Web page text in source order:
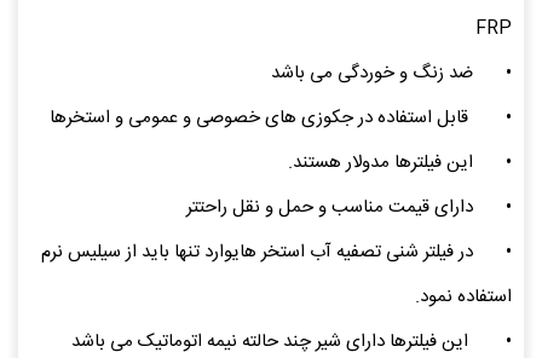
FRP
•
ضد زنگ و خوردگی می باشد
•
قابل استفاده در جکوزی های خصوصی و عمومی و استخرها
•
این فیلترها مدولار هستند.
•
دارای قیمت مناسب و حمل و نقل راحتتر
•
در فیلتر شنی تصفیه آب استخر هایوارد تنها باید از سیلیس نرم
استفاده نمود.
•
این فیلترها دارای شیر چند حالته نیمه اتوماتیک می باشد